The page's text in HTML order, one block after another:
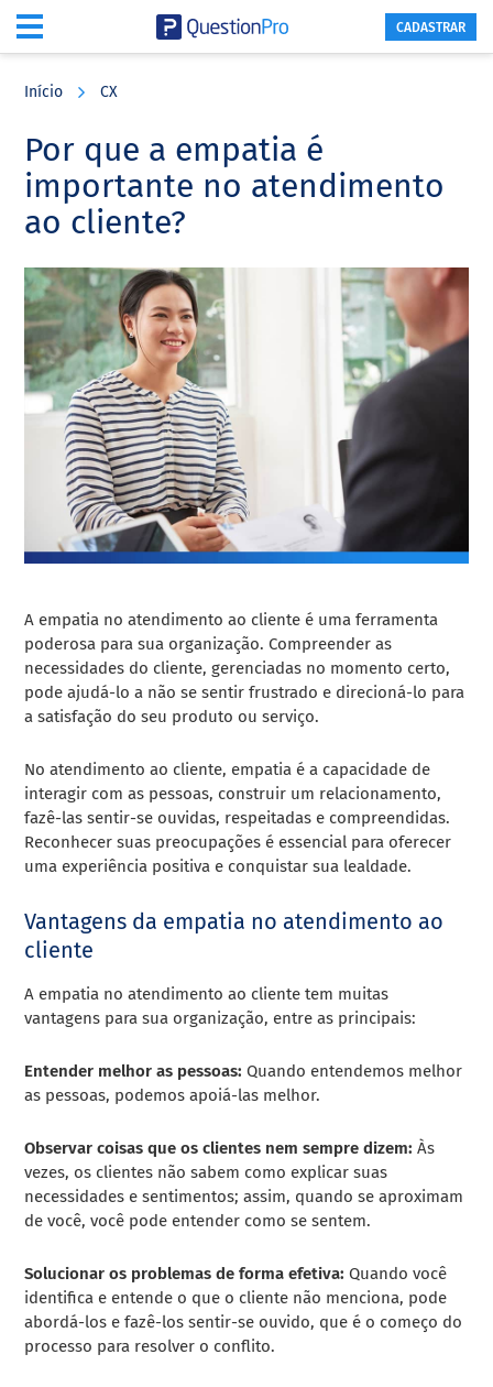
content
sidebar
CADASTRAR
Início CX
Por que a empatia é
importante no atendimento
ao cliente?
A empatia no atendimento ao cliente é uma ferramenta
poderosa para sua organização. Compreender as
necessidades do cliente, gerenciadas no momento certo,
pode ajudá-lo a não se sentir frustrado e direcioná-lo para
a satisfação do seu produto ou serviço.
No atendimento ao cliente, empatia é a capacidade de
interagir com as pessoas, construir um relacionamento,
fazê-las sentir-se ouvidas, respeitadas e compreendidas.
Reconhecer suas preocupações é essencial para oferecer
uma experiência positiva e conquistar sua lealdade.
Vantagens da empatia no atendimento ao
cliente
A empatia no atendimento ao cliente tem muitas
vantagens para sua organização, entre as principais:
Entender melhor as pessoas: Quando entendemos melhor
as pessoas, podemos apoiá-las melhor.
Observar coisas que os clientes nem sempre dizem: Às
vezes, os clientes não sabem como explicar suas
necessidades e sentimentos; assim, quando se aproximam
de você, você pode entender como se sentem.
Solucionar os problemas de forma efetiva:Quando você
identifica e entende o que o cliente não menciona, pode
abordá-los e fazê-los sentir-se ouvido, que é o começo do
processo para resolver o conflito.